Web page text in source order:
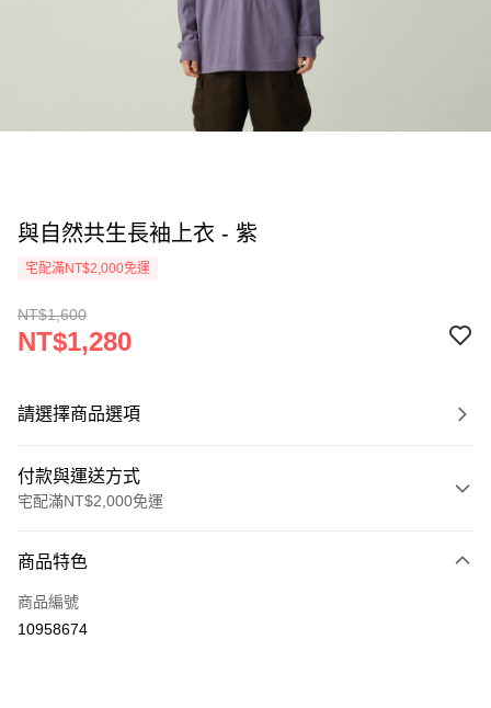
與自然共生長袖上衣 - 紫
宅配滿NT$2,000免運
NT$1,600
NT$1,280
請選擇商品選項
付款與運送方式
宅配滿NT$2,000免運
信用卡一次付款
信用卡分期付款
商品特色
商品編號
10958674